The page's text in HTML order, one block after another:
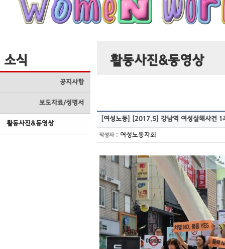
소식
공지사항
보도자료/성명서
활동사진&동영상
활동사진&동영상
[여성노동] [2017.5] 강남역 여성살해사건 1
작성자: 여성노동자회